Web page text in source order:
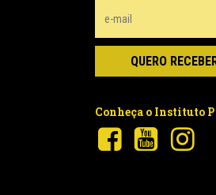
Conheça o Instituto